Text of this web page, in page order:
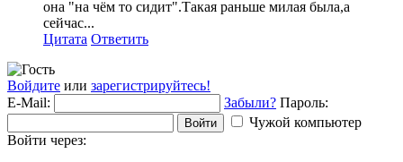
она "на чём то сидит".Такая раньше милая была,а
сейчас...
Цитата Ответить
Войдите или зарегистрируйтесь!
E-Mail:
Забыли? Пароль:
Войти
Чужой компьютер
Войти через: